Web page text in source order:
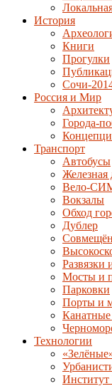
История
Книги
Прогулки
Сочи-
Россия и Мир
Города-
Транспорт
Автобусы
Железная
Вело-
Вокзалы
Обход
Дублер
Развязки
Мосты и
Парковки
Порты и
Канатные
Технологии